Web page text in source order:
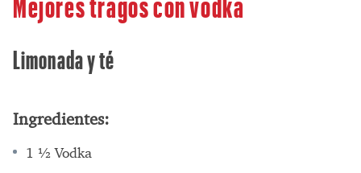
Limonada y té
Ingredientes:
1 ½ Vodka